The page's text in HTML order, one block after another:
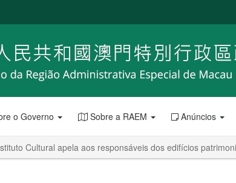
o Governo Sobre a RAEM Anúncios
Cultural apela aos responsáveis dos edifícios